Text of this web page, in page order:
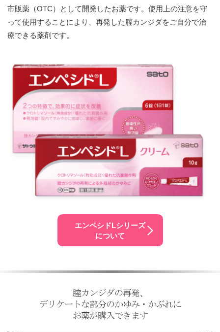
市販薬（OTC）として開発したお薬です。使用上の注意を守
って使用することにより、再発した腟カンジダをご自分で治
療できる薬剤です。
エンペシドLシリーズ
について
腟カンジダの再発、
デリケートな部分のかゆみ・かぶれに
お薬が購入できます